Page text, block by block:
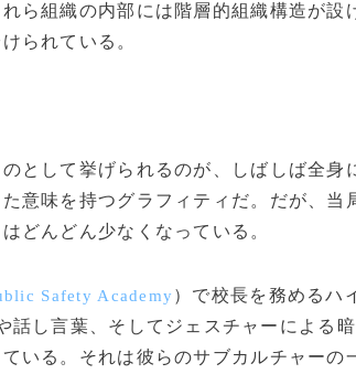
ら組織の内部には階層的組織構造が設
られている。
として挙げられるのが、しばしば全身
意味を持つグラフィティだ。だが、当
どんどん少なくなっている。
Safety Academy）で校長を務めるハ
話し言葉、そしてジェスチャーによる
いる。それは彼らのサブカルチャーの